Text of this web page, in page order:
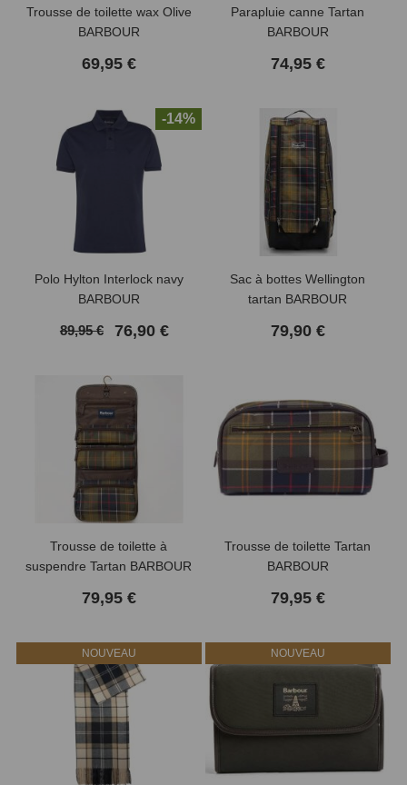
Trousse de toilette wax Olive
BARBOUR
69,95 €
Parapluie canne Tartan
BARBOUR
74,95 €
-14%
Polo Hylton Interlock navy
BARBOUR
89,95 € 76,90 €
Sac à bottes Wellington
tartan BARBOUR
79,90 €
Trousse de toilette à
suspendre Tartan BARBOUR
79,95 €
Trousse de toilette Tartan
BARBOUR
79,95 €
NOUVEAU NOUVEAU